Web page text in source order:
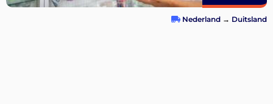
Nederland → Duitsland